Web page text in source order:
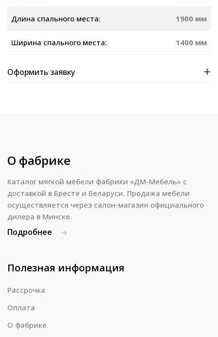
Длина спального места: 1900 мм
Ширина спального места: 1400 мм
Оформить заявку
О фабрике
Каталог мягкой мебели фабрики «ДМ-Мебель» с
доставкой в Бресте и Беларуси. Продажа мебели
осуществляется через салон-магазин официального
дилера в Минске.
Подробнее
Полезная информация
Рассрочка
Оплата
О фабрике